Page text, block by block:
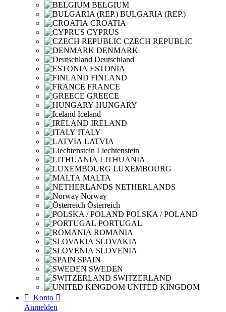
BELGIUM
BULGARIA (REP.)
CROATIA
CYPRUS
CZECH REPUBLIC
DENMARK
Deutschland
ESTONIA
FINLAND
FRANCE
GREECE
HUNGARY
Iceland
IRELAND
ITALY
LATVIA
Liechtenstein
LITHUANIA
LUXEMBOURG
MALTA
NETHERLANDS
Norway
Österreich
POLSKA / POLAND
PORTUGAL
ROMANIA
SLOVAKIA
SLOVENIA
SPAIN
SWEDEN
SWITZERLAND
UNITED KINGDOM
 Konto 
Anmelden